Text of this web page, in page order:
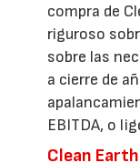
compra de
riguroso
sobre las
a cierre de
EBITDA, o
Clean